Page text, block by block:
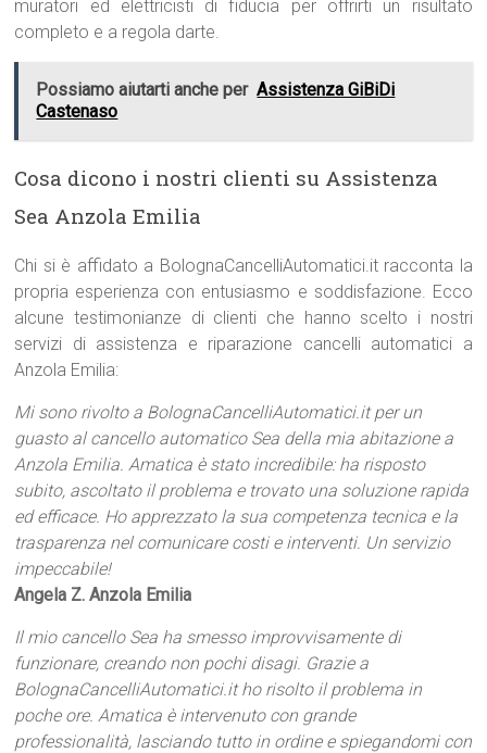
muratori ed elettricisti di fiducia per offrirti un risultato
completo e a regola darte.
Possiamo aiutarti anche per Assistenza GiBiDi
Castenaso
Cosa dicono i nostri clienti su Assistenza
Sea Anzola Emilia
Chi si è affidato a BolognaCancelliAutomatici.it racconta la
propria esperienza con entusiasmo e soddisfazione. Ecco
alcune testimonianze di clienti che hanno scelto i nostri
servizi di assistenza e riparazione cancelli automatici a
Anzola Emilia:
Mi sono rivolto a BolognaCancelliAutomatici.it per un
guasto al cancello automatico Sea della mia abitazione a
Anzola Emilia. Amatica è stato incredibile: ha risposto
subito, ascoltato il problema e trovato una soluzione rapida
ed efficace. Ho apprezzato la sua competenza tecnica e la
trasparenza nel comunicare costi e interventi. Un servizio
impeccabile!
Angela Z. Anzola Emilia
Il mio cancello Sea ha smesso improvvisamente di
funzionare, creando non pochi disagi. Grazie a
BolognaCancelliAutomatici.it ho risolto il problema in
poche ore. Amatica è intervenuto con grande
professionalità, lasciando tutto in ordine e spiegandomi con